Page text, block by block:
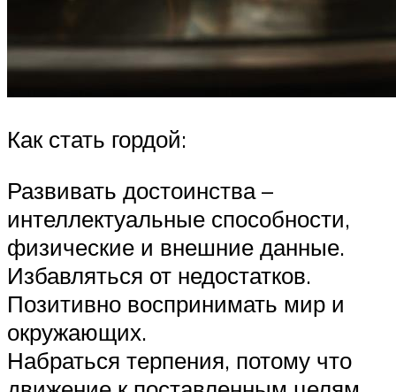
Как стать гордой:
Развивать достоинства –
интеллектуальные способности,
физические и внешние данные.
Избавляться от недостатков.
Позитивно воспринимать мир и
окружающих.
Набраться терпения, потому что